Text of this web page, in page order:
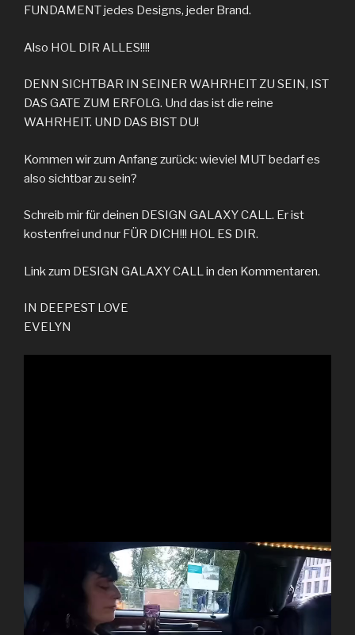
FUNDAMENT jedes Designs, jeder Brand.
Also HOL DIR ALLES!!!!
DENN SICHTBAR IN SEINER WAHRHEIT ZU SEIN, IST
DAS GATE ZUM ERFOLG. Und das ist die reine
WAHRHEIT. UND DAS BIST DU!
Kommen wir zum Anfang zurück: wieviel MUT bedarf es
also sichtbar zu sein?
Schreib mir für deinen DESIGN GALAXY CALL. Er ist
kostenfrei und nur FÜR DICH!!! HOL ES DIR.
Link zum DESIGN GALAXY CALL in den Kommentaren.
IN DEEPEST LOVE
EVELYN